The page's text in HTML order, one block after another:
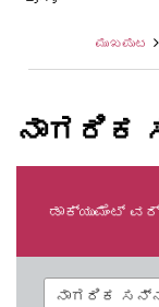
ಮುಖಪುಟ
ನಾಗರಿಕ
ಡಾಕ್ಯುಮೆಂಟ್